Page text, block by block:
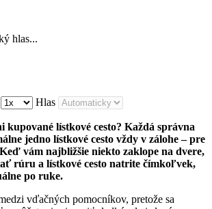
hlas...
Hlas
kupované lístkové cesto? Každá správna
jedno lístkové cesto vždy v zálohe – pre
vám najbližšie niekto zaklope na dvere,
rúru a lístkové cesto natrite čímkoľvek,
po ruke.
vďačných pomocníkov, pretože sa